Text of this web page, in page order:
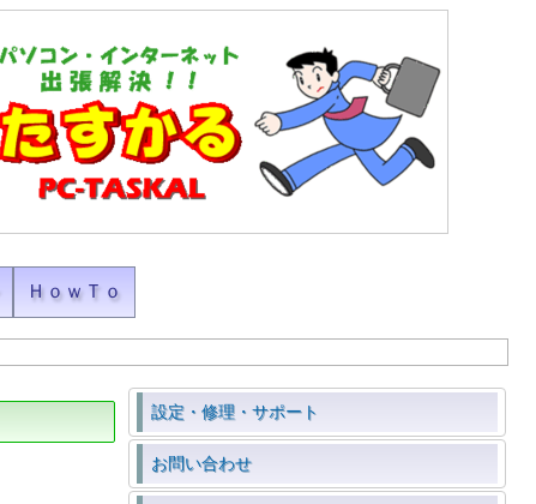
ＨｏｗＴｏ
設定・修理・サポート
お問い合わせ